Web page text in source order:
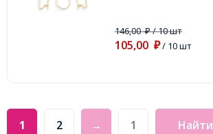
146,00₽/ 10 шт
105,00 ₽/ 10 шт
1 2 → Найти